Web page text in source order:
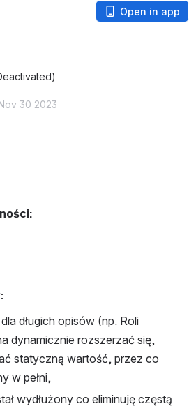
Open in app
30 2023
długich opisów (np. Roli
dynamicznie rozszerzać się,
statyczną wartość, przez co
w pełni,
wydłużony co eliminuję częstą